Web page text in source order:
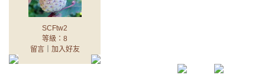
SCFtw2
等級：8
留言｜ 加入好友